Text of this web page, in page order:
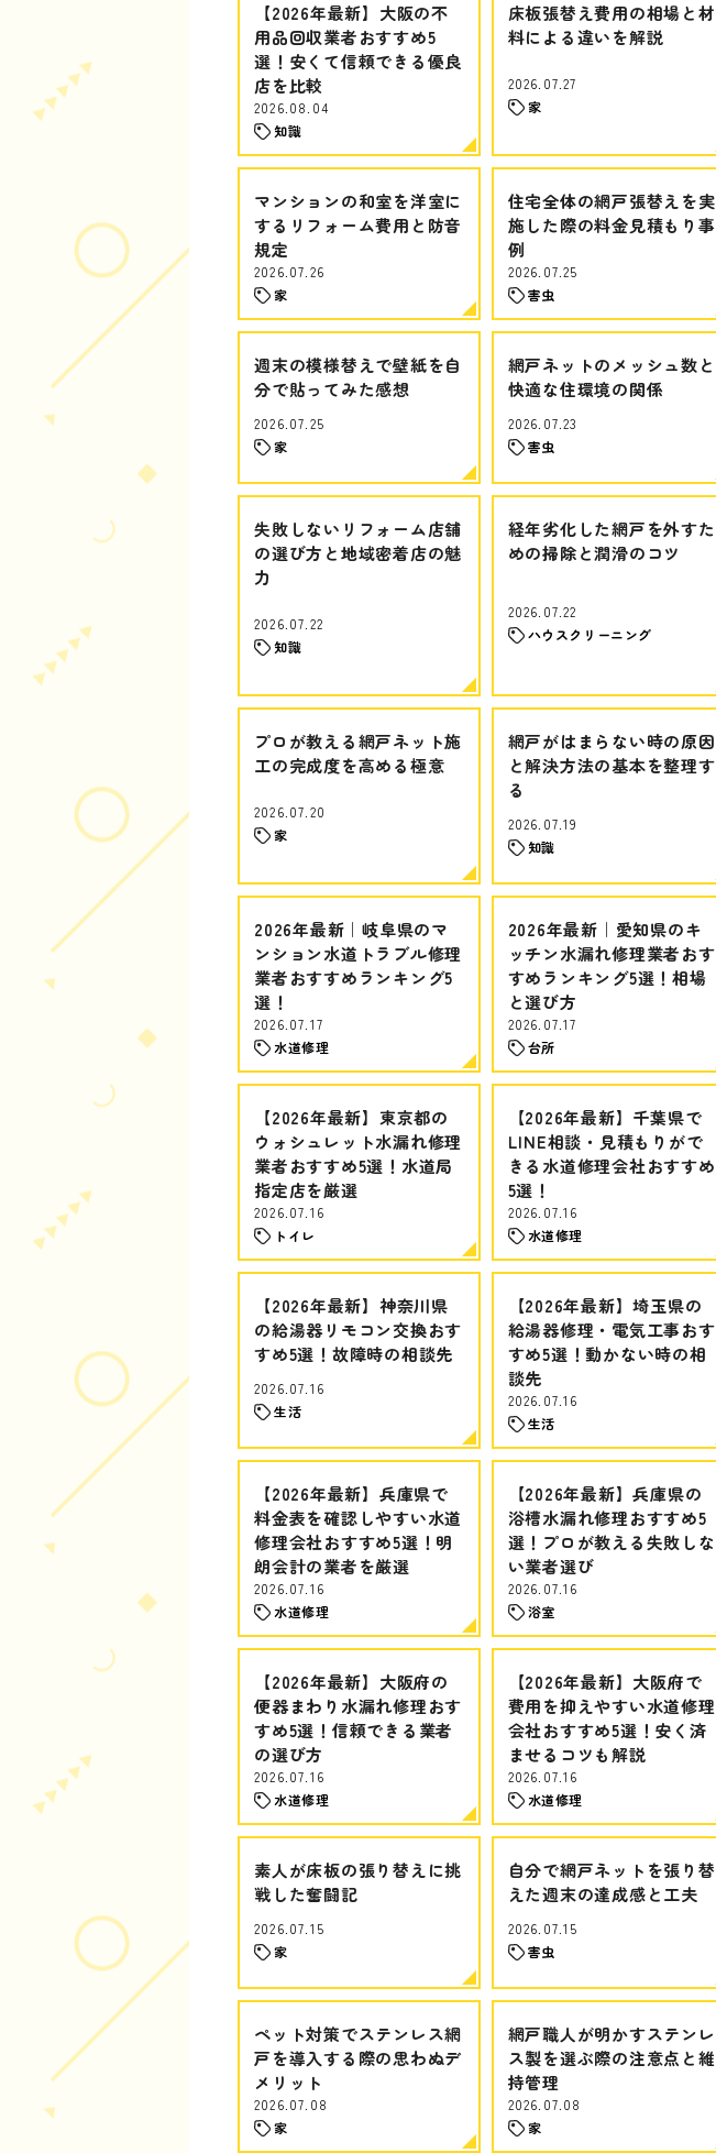
【2026年最新】大阪の不
用品回収業者おすすめ5
選！安くて信頼できる優良
店を比較
2026.08.04
知識
床板張替え費用の相場と材
料による違いを解説
2026.07.27
家
マンションの和室を洋室に
するリフォーム費用と防音
規定
2026.07.26
家
住宅全体の網戸張替えを実
施した際の料金見積もり事
例
2026.07.25
害虫
週末の模様替えで壁紙を自
分で貼ってみた感想
2026.07.25
家
網戸ネットのメッシュ数と
快適な住環境の関係
2026.07.23
害虫
失敗しないリフォーム店舗
の選び方と地域密着店の魅
力
2026.07.22
知識
経年劣化した網戸を外すた
めの掃除と潤滑のコツ
2026.07.22
ハウスクリーニング
プロが教える網戸ネット施
工の完成度を高める極意
2026.07.20
家
網戸がはまらない時の原因
と解決方法の基本を整理す
る
2026.07.19
知識
2026年最新｜岐阜県のマ
ンション水道トラブル修理
業者おすすめランキング5
選！
2026.07.17
水道修理
2026年最新｜愛知県のキ
ッチン水漏れ修理業者おす
すめランキング5選！相場
と選び方
2026.07.17
台所
【2026年最新】東京都の
ウォシュレット水漏れ修理
業者おすすめ5選！水道局
指定店を厳選
2026.07.16
トイレ
【2026年最新】千葉県で
LINE相談・見積もりがで
きる水道修理会社おすすめ
5選！
2026.07.16
水道修理
【2026年最新】神奈川県
の給湯器リモコン交換おす
すめ5選！故障時の相談先
2026.07.16
生活
【2026年最新】埼玉県の
給湯器修理・電気工事おす
すめ5選！動かない時の相
談先
2026.07.16
生活
【2026年最新】兵庫県で
料金表を確認しやすい水道
修理会社おすすめ5選！明
朗会計の業者を厳選
2026.07.16
水道修理
【2026年最新】兵庫県の
浴槽水漏れ修理おすすめ5
選！プロが教える失敗しな
い業者選び
2026.07.16
浴室
【2026年最新】大阪府の
便器まわり水漏れ修理おす
すめ5選！信頼できる業者
の選び方
2026.07.16
水道修理
【2026年最新】大阪府で
費用を抑えやすい水道修理
会社おすすめ5選！安く済
ませるコツも解説
2026.07.16
水道修理
素人が床板の張り替えに挑
戦した奮闘記
2026.07.15
家
自分で網戸ネットを張り替
えた週末の達成感と工夫
2026.07.15
害虫
ペット対策でステンレス網
戸を導入する際の思わぬデ
メリット
2026.07.08
家
網戸職人が明かすステンレ
ス製を選ぶ際の注意点と維
持管理
2026.07.08
家